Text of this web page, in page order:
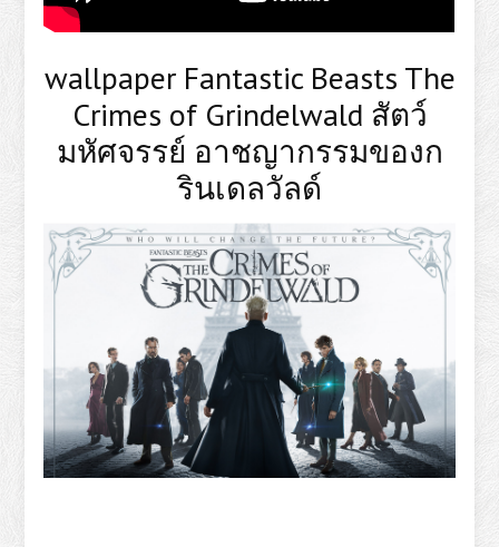
wallpaper Fantastic Beasts The
Crimes of Grindelwald สัตว์
มหัศจรรย์ อาชญากรรมของก
รินเดลวัลด์